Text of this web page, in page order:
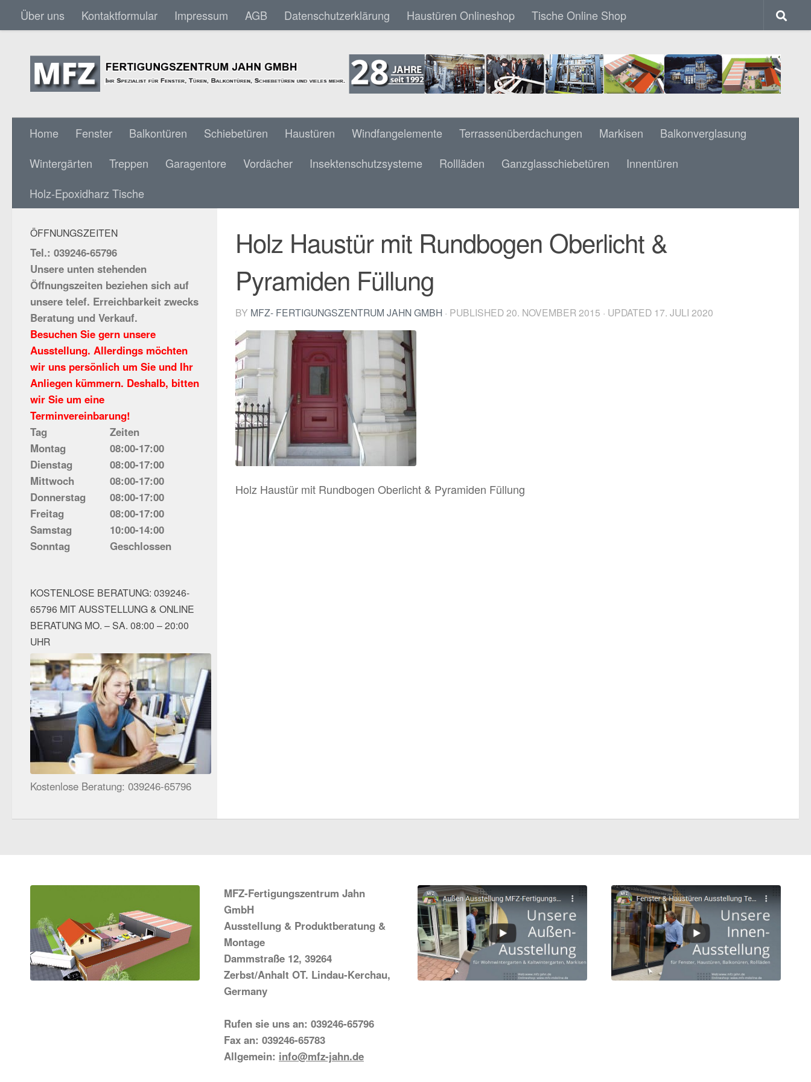
Skip to content
Über uns Kontaktformular Impressum AGB Datenschutzerklärung Haustüren Onlineshop Tische Online Shop
Home Fenster Balkontüren Schiebetüren Haustüren Windfangelemente Terrassenüberdachungen Markisen
Balkonverglasung
Wintergärten
Treppen Garagentore Vordächer Insektenschutzsysteme Rollläden Ganzglasschiebetüren
Innentüren
Holz-Epoxidharz Tische
Holz Haustür mit Rundbogen Oberlicht &
Pyramiden Füllung
BY MFZ- FERTIGUNGSZENTRUM JAHN GMBH · PUBLISHED 20. NOVEMBER 2015 · UPDATED 17. JULI 2020
Holz Haustür mit Rundbogen Oberlicht & Pyramiden Füllung
SOCIAL MEDIA:
ÖFFNUNGSZEITEN
Tel.: 039246-65796
Unsere unten stehenden
Öffnungszeiten beziehen sich auf
unsere telef. Erreichbarkeit zwecks
Beratung und Verkauf.
Besuchen Sie gern unsere
Ausstellung. Allerdings möchten
wir uns persönlich um Sie und Ihr
Anliegen kümmern. Deshalb, bitten
wir Sie um eine
Terminvereinbarung!
Tag
Zeiten
Montag
08:00-17:00
Dienstag
08:00-17:00
Mittwoch
08:00-17:00
Donnerstag
08:00-17:00
Freitag
08:00-17:00
Samstag
10:00-14:00
Sonntag
Geschlossen
KOSTENLOSE BERATUNG: 039246-
65796 MIT AUSSTELLUNG & ONLINE
BERATUNG MO. – SA. 08:00 – 20:00
UHR
Kostenlose Beratung: 039246-65796
MFZ-Fertigungszentrum Jahn
GmbH
Ausstellung & Produktberatung &
Montage
Dammstraße 12, 39264
Zerbst/Anhalt OT. Lindau-Kerchau,
Germany
Rufen sie uns an: 039246-65796
Fax an: 039246-65783
Allgemein: info@mfz-jahn.de